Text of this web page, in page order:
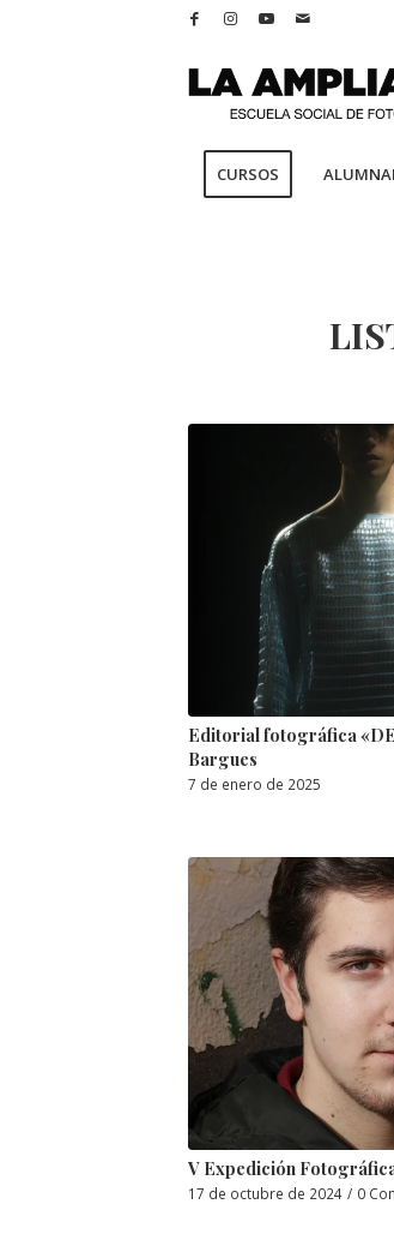
CURSOS
Editorial fotográfica
Bargues
7 de enero de 2025
V Expedición
17 de octubre de 2024 / 0